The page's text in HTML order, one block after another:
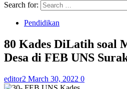
Search for:
Pendidikan
80 Kades DiLatih soal
Desa di FEB UNS
editor2 March 30, 2022 0